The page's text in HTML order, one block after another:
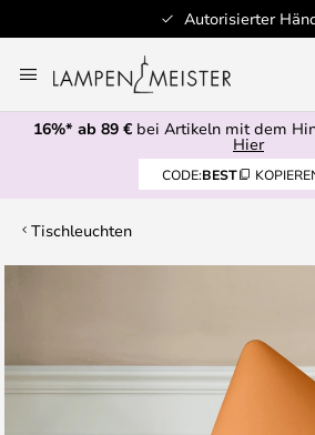
Autorisierter
Inhalt
springen
16%* ab 89 € bei Artikeln mit dem
Hier
CODE:BEST
Tischleuchten
Bildgalerie
springen